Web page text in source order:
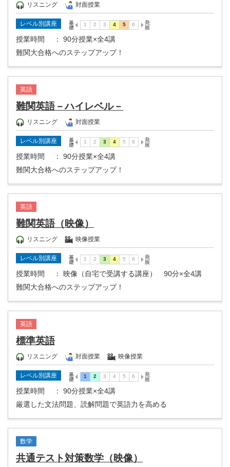
リスニング 対面授業
レベル別講座
授業時間
： 90分授業×全4講
難関大合格へのステップアップ！
英語
難関英語－ハイレベル－
リスニング 対面授業
レベル別講座
授業時間
： 90分授業×全4講
難関大合格へのステップアップ！
英語
難関英語（映像）
リスニング 映像授業
レベル別講座
授業時間
： 映像（自宅で受講する講座） 90分×全4講
難関大合格へのステップアップ！
英語
標準英語
リスニング 対面授業 映像授業
レベル別講座
授業時間
： 90分授業×全4講
厳選した文法問題、読解問題で英語力を高める
数学
共通テスト対策数学（映像）